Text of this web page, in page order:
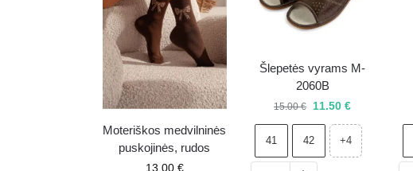
Moteriškos medvilninės
puskojinės, rudos
13.00 €
Šlepetės vyrams M-
2060B
15.00€ 11.50€
41 42 +4